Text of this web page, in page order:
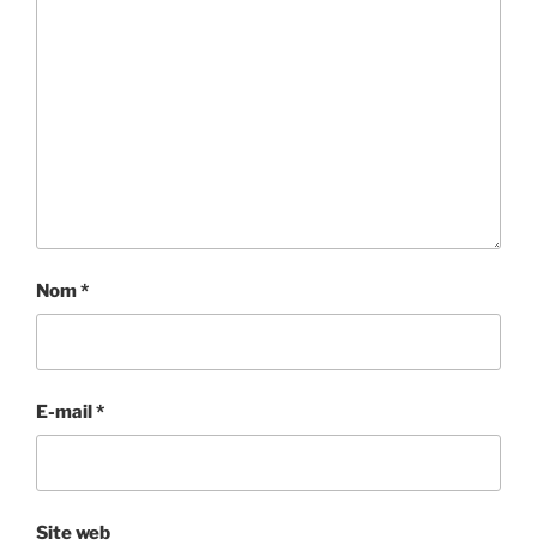
Nom*
E-mail*
Site web